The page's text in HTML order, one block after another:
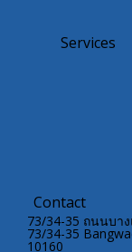
Services
Contact
73/34-35 ถนนบา
73/34-35
10160